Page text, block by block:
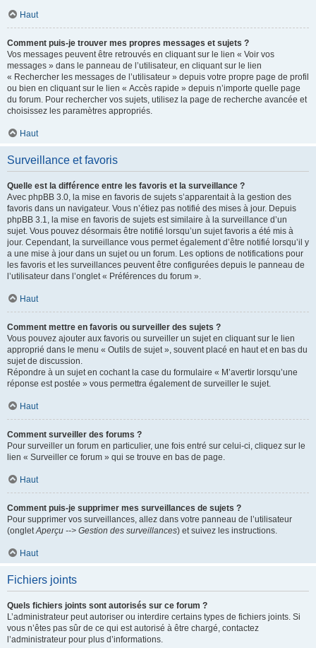
Haut
Comment puis-je trouver mes propres messages et sujets ?
Vos messages peuvent être retrouvés en cliquant sur le lien « Voir vos
messages » dans le panneau de l’utilisateur, en cliquant sur le lien
« Rechercher les messages de l’utilisateur » depuis votre propre page de profil
ou bien en cliquant sur le lien « Accès rapide » depuis n’importe quelle page
du forum. Pour rechercher vos sujets, utilisez la page de recherche avancée et
choisissez les paramètres appropriés.
Haut
Surveillance et favoris
Quelle est la différence entre les favoris et la surveillance ?
Avec phpBB 3.0, la mise en favoris de sujets s’apparentait à la gestion des
favoris dans un navigateur. Vous n’étiez pas notifié des mises à jour. Depuis
phpBB 3.1, la mise en favoris de sujets est similaire à la surveillance d’un
sujet. Vous pouvez désormais être notifié lorsqu’un sujet favoris a été mis à
jour. Cependant, la surveillance vous permet également d’être notifié lorsqu’il y
a une mise à jour dans un sujet ou un forum. Les options de notifications pour
les favoris et les surveillances peuvent être configurées depuis le panneau de
l’utilisateur dans l’onglet « Préférences du forum ».
Haut
Comment mettre en favoris ou surveiller des sujets ?
Vous pouvez ajouter aux favoris ou surveiller un sujet en cliquant sur le lien
approprié dans le menu « Outils de sujet », souvent placé en haut et en bas du
sujet de discussion.
Répondre à un sujet en cochant la case du formulaire « M’avertir lorsqu’une
réponse est postée » vous permettra également de surveiller le sujet.
Haut
Comment surveiller des forums ?
Pour surveiller un forum en particulier, une fois entré sur celui-ci, cliquez sur le
lien « Surveiller ce forum » qui se trouve en bas de page.
Haut
Comment puis-je supprimer mes surveillances de sujets ?
Pour supprimer vos surveillances, allez dans votre panneau de l’utilisateur
(onglet Aperçu --> Gestion des surveillances) et suivez les instructions.
Haut
Fichiers joints
Quels fichiers joints sont autorisés sur ce forum ?
L’administrateur peut autoriser ou interdire certains types de fichiers joints. Si
vous n’êtes pas sûr de ce qui est autorisé à être chargé, contactez
l’administrateur pour plus d’informations.